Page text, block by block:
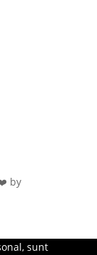
by
sunt